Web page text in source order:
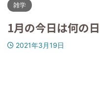
雑学
1月の今日は何の日
2021年3月19日